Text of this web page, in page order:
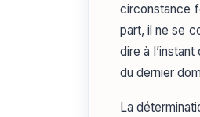
circonstance
part, il ne se
dire à l’instant
du dernier
La